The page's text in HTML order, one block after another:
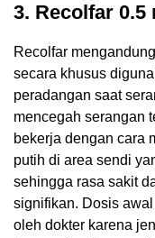
3. Recolfar 0.5
Recolfar
secara khusus
peradangan saat
mencegah serangan
bekerja dengan cara
putih di area sendi
sehingga rasa sakit
signifikan. Dosis
oleh dokter karena